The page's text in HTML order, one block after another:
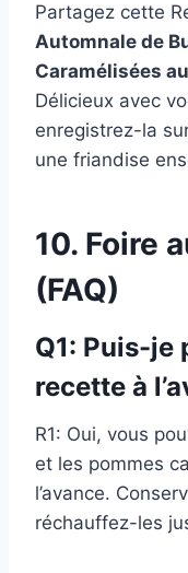
Partagez cette
Automnale de
Caramélisées
Délicieux avec
enregistrez-la
une friandise
10. Foire
(FAQ)
Q1: Puis-je
recette à
R1: Oui, vous
et les pommes
l’avance.
réchauffez-les